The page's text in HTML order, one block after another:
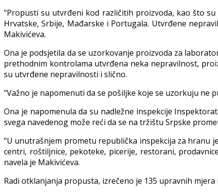
"Propusti su utvrđeni kod različitih proizvoda, kao što
Hrvatske, Srbije, Mađarske i Portugala. Utvrđene
Makivićeva.
Ona je podsjetila da se uzorkovanje proizvoda za
prethodnim kontrolama utvrđena neka nepravilnost,
su utvrđene nepravilnosti i slično.
"Važno je napomenuti da se pošiljke koje se uzorkuju ne
Ona je napomenula da su nadležne inspekcije
svega navedenog može reći da se na tržištu Srpske
"U unutrašnjem prometu republička inspekcija za hranu
centri, roštiljnice, pekoteke, picerije, restorani,
navela je Makivićeva.
Radi otklanjanja propusta, izrečeno je 135 upravnih